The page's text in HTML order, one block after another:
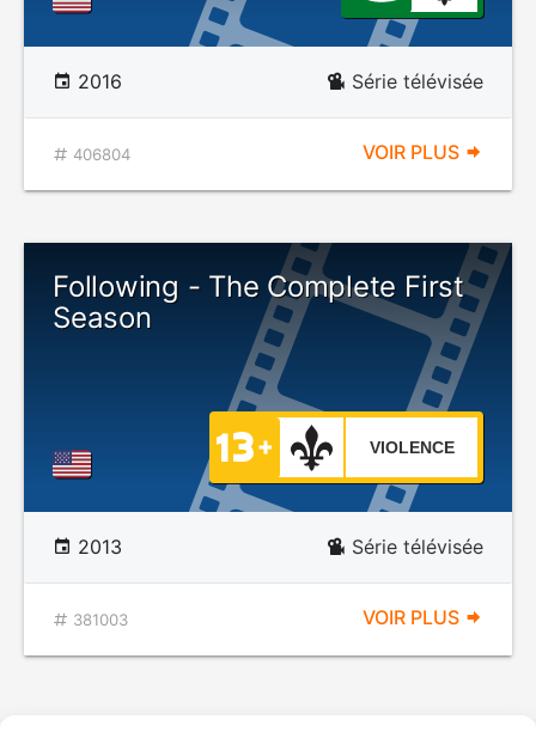
2016 Série télévisée
406804 VOIR PLUS
Following - The Complete First
Season
VIOLENCE
2013 Série télévisée
381003 VOIR PLUS